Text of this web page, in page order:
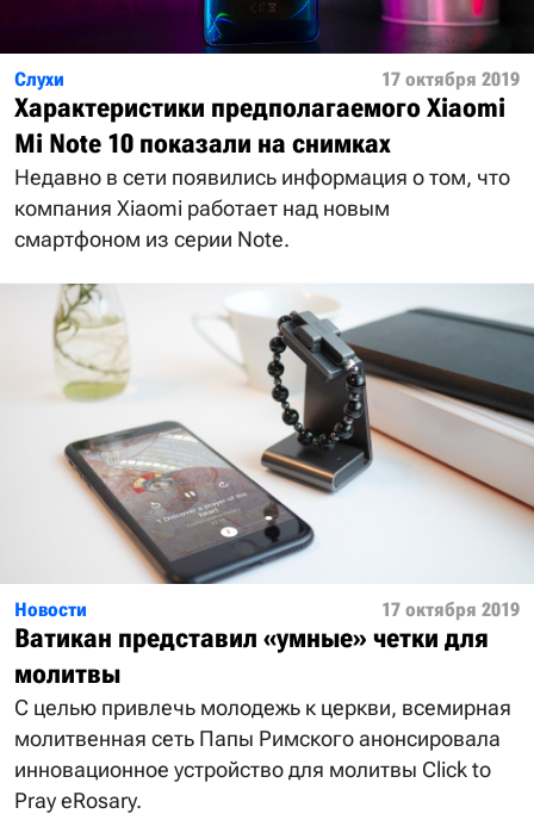
Слухи 17 октября 2019
Характеристики предполагаемого Xiaomi
Mi Note 10 показали на снимках
Недавно в сети появились информация о том, что
компания Xiaomi работает над новым
смартфоном из серии Note.
Новости 17 октября 2019
Ватикан представил «умные» четки для
молитвы
С целью привлечь молодежь к церкви, всемирная
молитвенная сеть Папы Римского анонсировала
инновационное устройство для молитвы Click to
Pray eRosary.